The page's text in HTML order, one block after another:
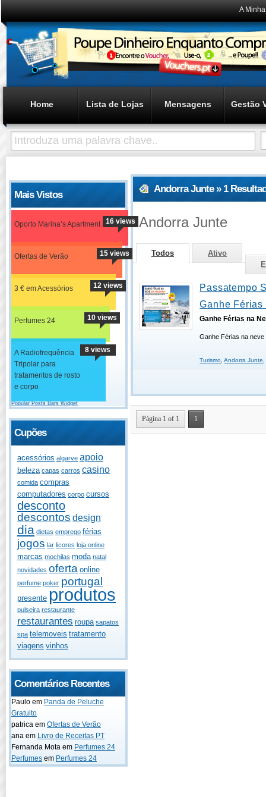
A
Home Lista de Lojas Mensagens Gestão
Mais Vistos
Oporto Marina’s Apartment 16 views
Ofertas de Verão 15 views
3 € em Acessórios 12 views
Perfumes 24 10 views
A Radiofrequência
Tripolar para
tratamentos de rosto
e corpo
8 views
Popular Posts Bars Widget
Cupões
acessórios algarve apoio
beleza capas carros casino
comida compras
computadores corpo cursos
desconto
descontos design
dia dietas emprego férias
jogos lar licores loja online
marcas mochilas moda natal
novidades oferta online
perfume poker portugal
presente produtos
pulseira restaurante
restaurantes roupa sapatos
spa telemoveis tratamento
viagens vinhos
Comentários Recentes
Paulo em Panda de Peluche
Gratuito
patrica em Ofertas de Verão
ana em Livro de Receitas PT
Fernanda Mota em Perfumes 24
Perfumes em Perfumes 24
Andorra Junte » 1
Andorra Junte
Todos
Ativo
Passatempo
Ganhe Férias
Ganhe Férias na
Ganhe Férias na neve
Turismo ,Andorra Junte
Página 1 of 1 1